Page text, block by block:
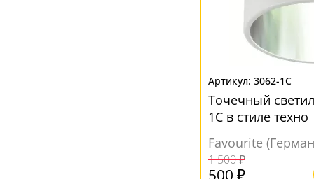
3062-1C
Точечный
1C в стиле техно
Favourite
1 500 ₽
500 ₽